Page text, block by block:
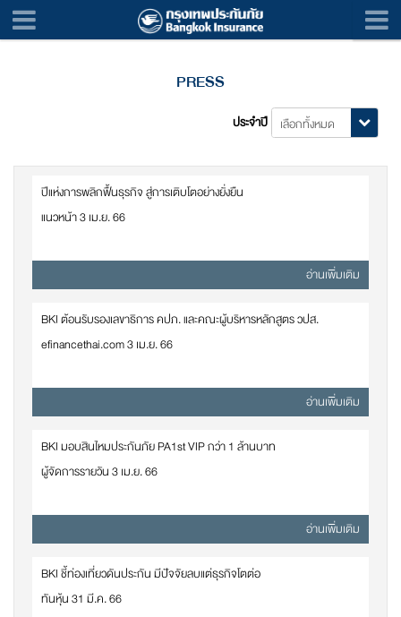
PRESS
ประจำปี
ปีแห่งการพลิกฟื้นธุรกิจ สู่การเติบโตอย่างยั่งยืน
แนวหน้า 3 เม.ย. 66
อ่านเพิ่มเติม
BKI ต้อนรับรองเลขาธิการ คปภ. และคณะผู้บริหารหลักสูตร วปส.
efinancethai.com 3 เม.ย. 66
อ่านเพิ่มเติม
BKI มอบสินไหมประกันภัย PA1st VIP กว่า 1 ล้านบาท
ผู้จัดการรายวัน 3 เม.ย. 66
อ่านเพิ่มเติม
BKI ชี้ท่องเที่ยวดันประกัน มีปัจจัยลบแต่ธุรกิจโตต่อ
ทันหุ้น 31 มี.ค. 66